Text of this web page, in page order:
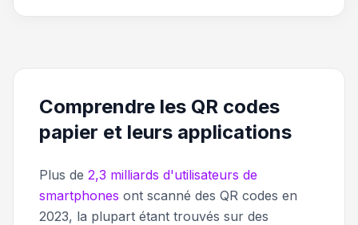
Comprendre les QR codes
papier et leurs applications
Plus de 2,3 milliards d'utilisateurs de
smartphones ont scanné des QR codes en
2023, la plupart étant trouvés sur des